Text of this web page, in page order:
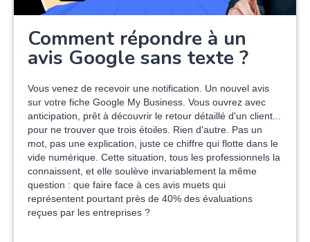
Comment répondre à un
avis Google sans texte ?
Vous venez de recevoir une notification. Un nouvel avis
sur votre fiche Google My Business. Vous ouvrez avec
anticipation, prêt à découvrir le retour détaillé d'un client...
pour ne trouver que trois étoiles. Rien d'autre. Pas un
mot, pas une explication, juste ce chiffre qui flotte dans le
vide numérique. Cette situation, tous les professionnels la
connaissent, et elle soulève invariablement la même
question : que faire face à ces avis muets qui
représentent pourtant près de 40% des évaluations
reçues par les entreprises ?